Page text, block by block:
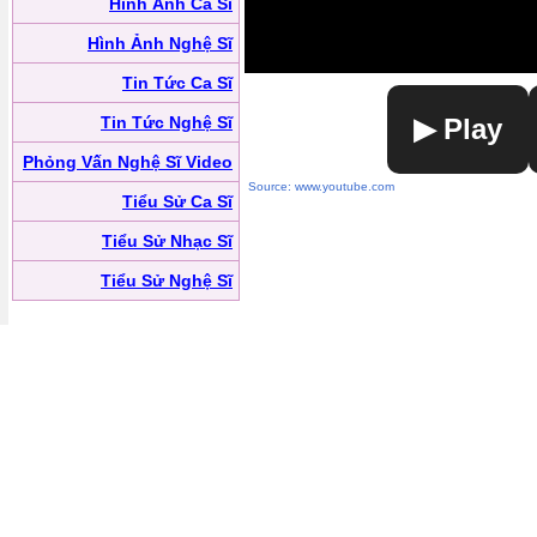
Hình Ảnh Nghệ Sĩ
Tin Tức Ca Sĩ
Tin Tức Nghệ Sĩ
Phỏng Vấn Nghệ Sĩ Video
Tiểu Sử Ca Sĩ
Tiểu Sử Nhạc Sĩ
Tiểu Sử Nghệ Sĩ
▶ Play
Source: www.youtube.com